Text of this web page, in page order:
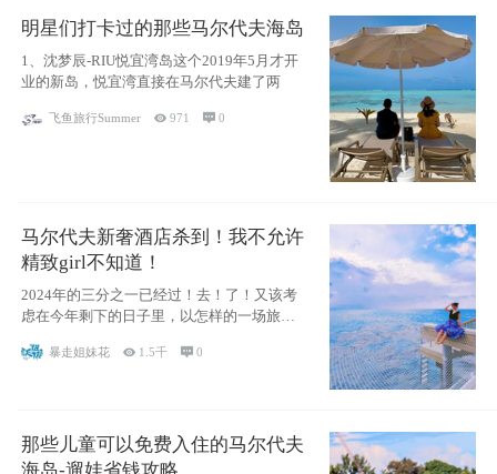
明星们打卡过的那些马尔代夫海岛
1、沈梦辰-RIU悦宜湾岛这个2019年5月才开
业的新岛，悦宜湾直接在马尔代夫建了两
飞鱼旅行Summer 971 0
马尔代夫新奢酒店杀到！我不允许
精致girl不知道！
2024年的三分之一已经过！去！了！又该考
虑在今年剩下的日子里，以怎样的一场旅行
暴走姐妹花  1.5千 0
那些儿童可以免费入住的马尔代夫